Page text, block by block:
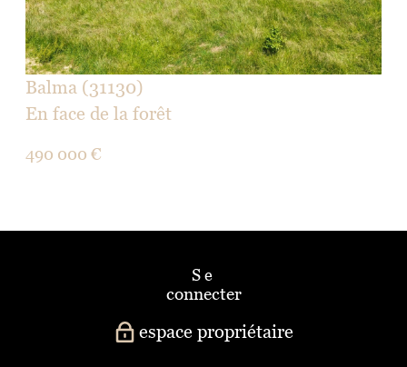
Balma (31130)
En face de la forêt
490 000 €
se
connecter
espace propriétaire